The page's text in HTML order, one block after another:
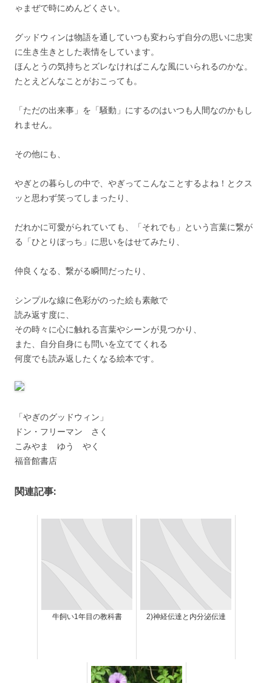
ゃまぜで時にめんどくさい。
グッドウィンは物語を通していつも変わらず自分の思いに忠実
に生き生きとした表情をしています。
ほんとうの気持ちとズレなければこんな風にいられるのかな。
たとえどんなことがおこっても。
「ただの出来事」を「騒動」にするのはいつも人間なのかもし
れません。
その他にも、
やぎとの暮らしの中で、やぎってこんなことするよね！とクス
ッと思わず笑ってしまったり、
だれかに可愛がられていても、「それでも」という言葉に繋が
る「ひとりぼっち」に思いをはせてみたり、
仲良くなる、繋がる瞬間だったり、
シンプルな線に色彩がのった絵も素敵で
読み返す度に、
その時々に心に触れる言葉やシーンが見つかり、
また、自分自身にも問いを立ててくれる
何度でも読み返したくなる絵本です。
「やぎのグッドウィン」
ドン・フリーマン さく
こみやま ゆう やく
福音館書店
関連記事:
牛飼い1年目の教科書 2)神経伝達と内分泌伝達